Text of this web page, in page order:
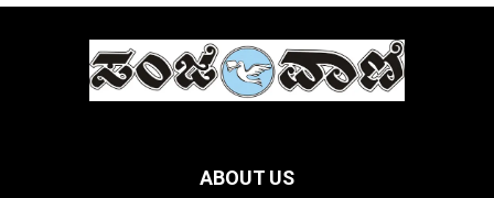
ABOUT US